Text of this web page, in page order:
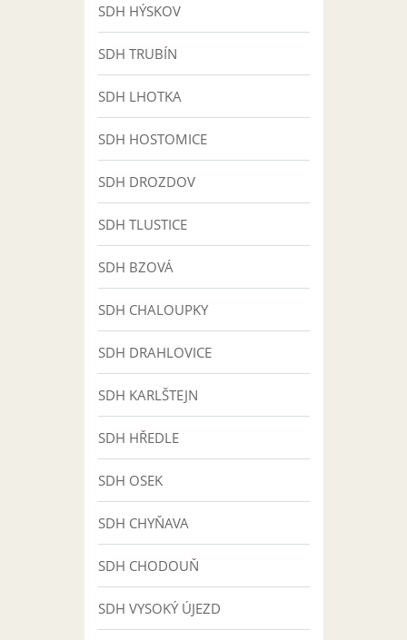
SDH HÝSKOV
SDH TRUBÍN
SDH LHOTKA
SDH HOSTOMICE
SDH DROZDOV
SDH TLUSTICE
SDH BZOVÁ
SDH CHALOUPKY
SDH DRAHLOVICE
SDH KARLŠTEJN
SDH HŘEDLE
SDH OSEK
SDH CHYŇAVA
SDH CHODOUŇ
SDH VYSOKÝ ÚJEZD